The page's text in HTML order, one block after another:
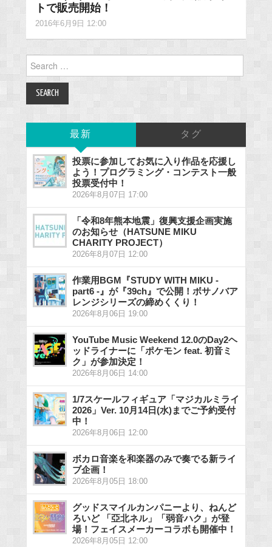
トで販売開始！
2016年6月9日 12:00
for:
最新 タグ
投票に参加してお気に入り作品を応援し
よう！プログラミング・コンテスト一般
投票受付中！
2026年8月07日 17:00
「令和8年熊本地震」復興支援企画実施
のお知らせ（HATSUNE MIKU
CHARITY PROJECT）
2026年8月07日 12:00
作業用BGM『STUDY WITH MIKU -
part6 -』が『39ch』で公開！ボサノバア
レンジシリーズの締めくくり！
2026年8月06日 19:00
YouTube Music Weekend 12.0のDay2ヘ
ッドライナーに「ポケモン feat. 初音ミ
ク」が参加決定！
2026年8月06日 14:00
1/7スケールフィギュア「マジカルミライ
2026」Ver. 10月14日(水)までご予約受付
中！
2026年8月06日 12:00
ボカロ音楽を和楽器のみで奏でる新ライ
ブ企画！
2026年8月05日 18:00
グッドスマイルカンパニーより、ねんど
ろいど 「亞北ネル」「弱音ハク」が登
場！フェイスメーカーコラボも開催中！
2026年8月05日 12:00